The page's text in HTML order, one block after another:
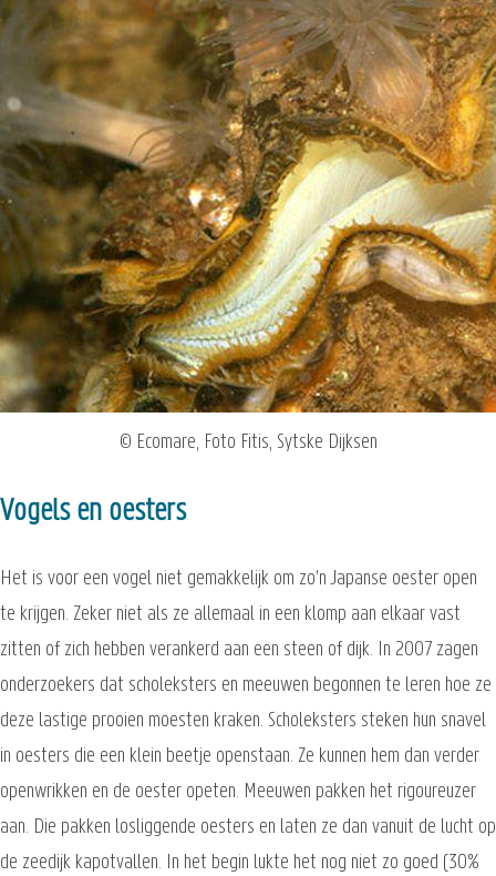
© Ecomare, Foto Fitis, Sytske Dijksen
Vogels en oesters
Het is voor een vogel niet gemakkelijk om zo'n Japanse oester open
te krijgen. Zeker niet als ze allemaal in een klomp aan elkaar vast
zitten of zich hebben verankerd aan een steen of dijk. In 2007 zagen
onderzoekers dat scholeksters en meeuwen begonnen te leren hoe ze
deze lastige prooien moesten kraken. Scholeksters steken hun snavel
in oesters die een klein beetje openstaan. Ze kunnen hem dan verder
openwrikken en de oester opeten. Meeuwen pakken het rigoureuzer
aan. Die pakken losliggende oesters en laten ze dan vanuit de lucht op
de zeedijk kapotvallen. In het begin lukte het nog niet zo goed (30%